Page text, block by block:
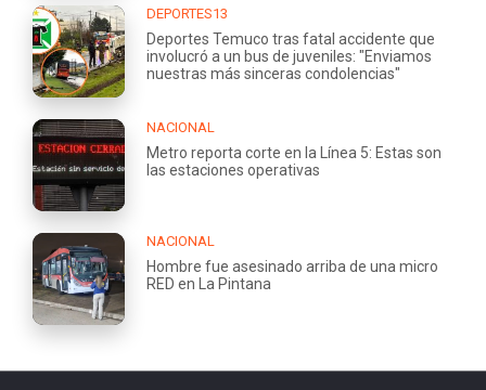
DEPORTES13
Deportes Temuco tras fatal accidente que
involucró a un bus de juveniles: "Enviamos
nuestras más sinceras condolencias"
NACIONAL
Metro reporta corte en la Línea 5: Estas son
las estaciones operativas
NACIONAL
Hombre fue asesinado arriba de una micro
RED en La Pintana